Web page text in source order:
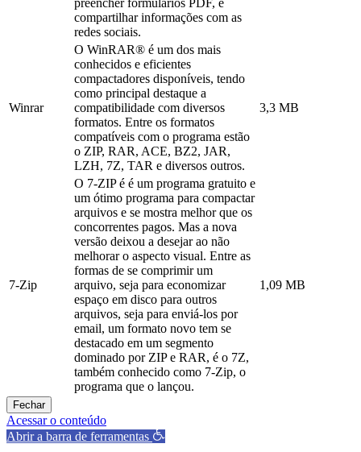
preencher formulários PDF, e
compartilhar informações com as
redes sociais.
Winrar
O WinRAR® é um dos mais
conhecidos e eficientes
compactadores disponíveis, tendo
como principal destaque a
compatibilidade com diversos
formatos. Entre os formatos
compatíveis com o programa estão
o ZIP, RAR, ACE, BZ2, JAR,
LZH, 7Z, TAR e diversos outros.
3,3 MB
7-Zip
O 7-ZIP é é um programa gratuito e
um ótimo programa para compactar
arquivos e se mostra melhor que os
concorrentes pagos. Mas a nova
versão deixou a desejar ao não
melhorar o aspecto visual. Entre as
formas de se comprimir um
arquivo, seja para economizar
espaço em disco para outros
arquivos, seja para enviá-los por
email, um formato novo tem se
destacado em um segmento
dominado por ZIP e RAR, é o 7Z,
também conhecido como 7-Zip, o
programa que o lançou.
1,09 MB
Fechar
Acessar o conteúdo
Abrir a barra de ferramentas